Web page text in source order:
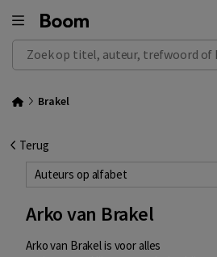
Zoek op titel, auteur, trefwoord of ISBN
Brakel
Terug
Auteurs op alfabet
Arko van Brakel
Arko van Brakel is voor alles